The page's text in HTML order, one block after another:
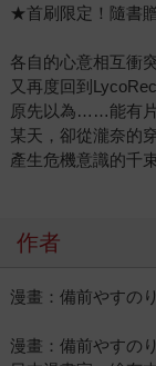
★首刷限定！隨書
各自的心意相互衝
又再度回到
原先以為……能有片
某天，卻從瀧奈的
產生危機意識的千
作者
漫畫：備前やすの
漫畫：備前やすのり